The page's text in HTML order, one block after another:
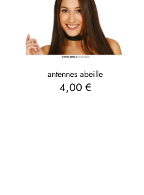
antennes abeille
4,00€